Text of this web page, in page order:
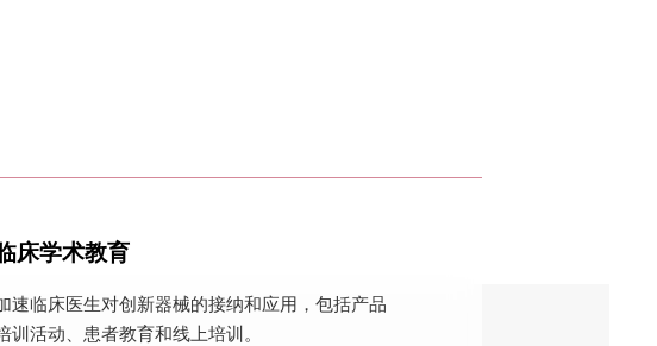
床学术教育
速临床医生对创新器械的接纳和应用，包括产品
训活动、患者教育和线上培训。